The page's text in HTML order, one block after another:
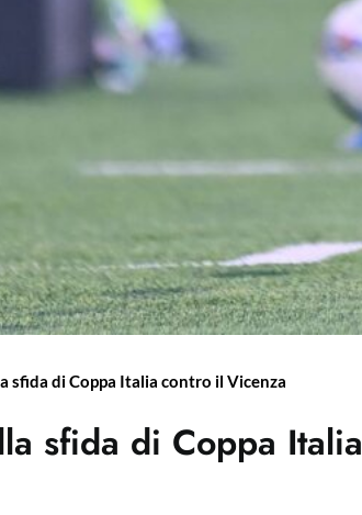
sfida di Coppa Italia contro il Vicenza
sfida di Coppa Italia